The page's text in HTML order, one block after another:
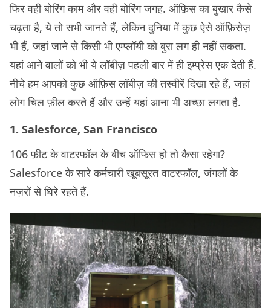
फिर वही बोरिंग काम और वही बोरिंग जगह. ऑफ़िस का बुखार कैसे
चढ़ता है, ये तो सभी जानते हैं, लेकिन दुनिया में कुछ ऐसे ऑफ़िसेज़
भी हैं, जहां जाने से किसी भी एम्प्लॉयी को बुरा लग ही नहीं सकता.
यहां आने वालों को भी ये लॉबीज़ पहली बार में ही इम्प्रेस एक देती हैं.
नीचे हम आपको कुछ ऑफ़िस लॉबीज़ की तस्वीरें दिखा रहे हैं, जहां
लोग चिल फ़ील करते हैं और उन्हें यहां आना भी अच्छा लगता है.
1. Salesforce, San Francisco
106 फ़ीट के वाटरफॉल के बीच ऑफिस हो तो कैसा रहेगा?
Salesforce के सारे कर्मचारी खूबसूरत वाटरफॉल, जंगलों के
नज़रों से घिरे रहते हैं.